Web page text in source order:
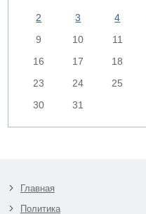
2
3 4
9
10 11
16
17 18
23
24 25
30
31
Главная
Политика